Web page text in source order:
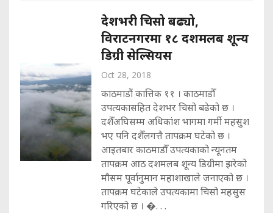
देशभरी चिसो बढ्यो,
विराटनगरमा १८ दशमलब शून्य
डिग्री सेल्सियस
Oct 28, 2018
काठमाडौं कात्तिक ११ । काठमाडौँ
उपत्यकासहित देशभर चिसो बढेको छ ।
दशैँअघिसम्म अधिकांश भागमा गर्मी महसुश
भए पनि दशैँलगत्तै तापक्रम घटेको छ ।
आइतबार काठमाडौँ उपत्यकाको न्यूनतम
तापक्रम आठ दशमलब शून्य डिग्रीमा झरेको
मौसम पूर्वानुमान महाशाखाले जनाएको छ ।
तापक्रम घटेकाले उपत्यकामा चिसो महसुस
गरिएको छ । �. . .